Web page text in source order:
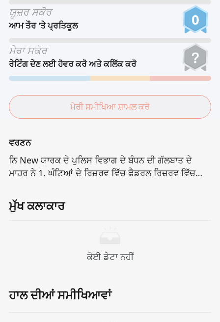
ਯੂਜ਼ਰ ਸਕੋਰ
ਆਮ ਤੌਰ 'ਤੇ ਪ੍ਰਤਿਕੂਲ 0
ਮੇਰਾ ਸਕੋਰ
ਰੇਟਿੰਗ ਦੇਣ ਲਈ ਹੋਵਰ ਕਰੋ ਅਤੇ ਕਲਿੱਕ ਕਰੋ
ਮੇਰੀ ਸਮੀਖਿਆ ਸ਼ਾਮਲ ਕਰੋ
ਵਰਣਨ
ਨਿ New ਯਾਰਕ ਦੇ ਪੁਲਿਸ ਵਿਭਾਗ ਦੇ ਬੰਧਨ ਦੀ ਗੱਲਬਾਤ ਦੇ
ਮਾਹਰ ਨੇ 1. ਘੰਟਿਆਂ ਦੇ ਰਿਜ਼ਰਵ ਵਿੱਚ ਫੈਡਰਲ ਰਿਜ਼ਰਵ ਵਿੱਚ
ਮੁੱਖ ਕਲਾਕਾਰ
ਕੋਈ ਡੇਟਾ ਨਹੀਂ
ਹਾਲ ਦੀਆਂ ਸਮੀਖਿਆਵਾਂ